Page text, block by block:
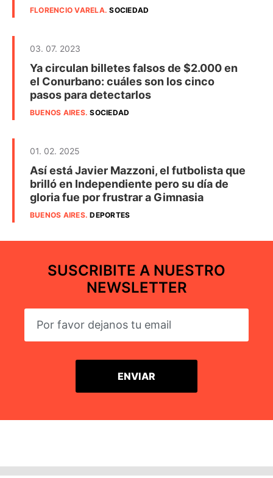
FLORENCIO VARELA.SOCIEDAD
03. 07. 2023
Ya circulan billetes falsos de $2.000 en
el Conurbano: cuáles son los cinco
pasos para detectarlos
BUENOS AIRES.SOCIEDAD
01. 02. 2025
Así está Javier Mazzoni, el futbolista que
brilló en Independiente pero su día de
gloria fue por frustrar a Gimnasia
BUENOS AIRES.DEPORTES
SUSCRIBITE A NUESTRO
NEWSLETTER